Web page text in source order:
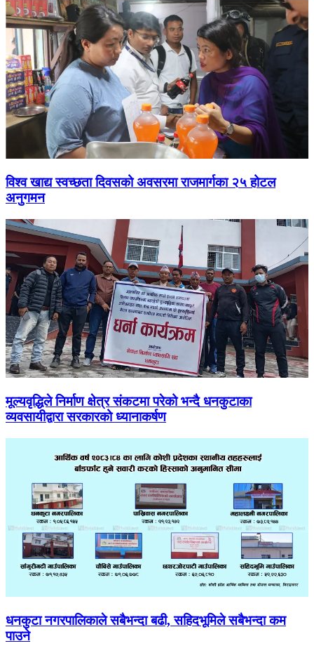
विश्व खाद्य स्वच्छता दिवसको अवसरमा राजमार्गका २५ होटल
अनुगमन
मूल्यवृद्धिले निर्माण क्षेत्र संकटमा परेको भन्दै धनकुटाका
व्यवसायीद्वारा सरकारको ध्यानाकर्षण
धनकुटा नगरपालिकाले सबैभन्दा बढी, सहिदभूमिले सबैभन्दा कम
पाउने